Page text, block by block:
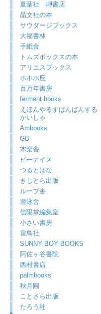
夏葉社 岬書店
晶文社の本
サウダージブックス
大福書林
手紙舎
トムズボックスの本
アリエスブックス
ホホホ座
百万年書房
ferment books
えほんやるすばんばんする
かいしゃ
Ambooks
GB
木楽舎
ビーナイス
つるとはな
きじとら出版
ループ舎
遊泳舎
信陽堂編集室
小さい書房
雷鳥社
SUNNY BOY BOOKS
阿佐ヶ谷書院
西村書店
palmbooks
秋月圓
ことさら出版
たろう社